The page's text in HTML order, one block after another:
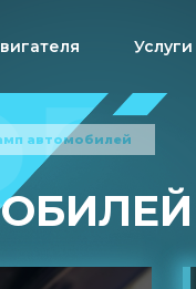
Услуги
автомобилей